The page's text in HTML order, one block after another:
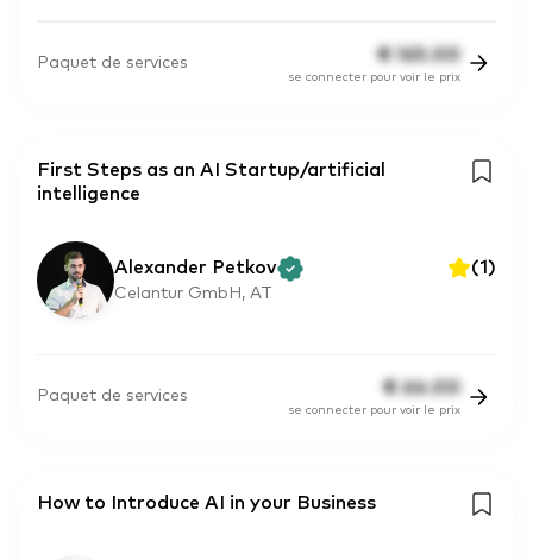
Paquet de services € 165.00
se connecter pour voir le prix
First Steps as an AI Startup/artificial
intelligence
Alexander Petkov (1)
Celantur GmbH, AT
Paquet de services € 66.00
se connecter pour voir le prix
How to Introduce AI in your Business